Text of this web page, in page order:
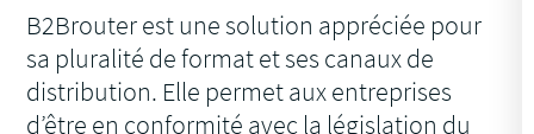
B2Brouter est une solution appréciée pour
sa pluralité de format et ses canaux de
distribution. Elle permet aux entreprises
d’être en conformité avec la législation du